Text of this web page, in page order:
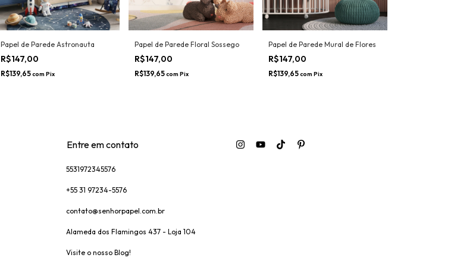
Papel de Parede Astronauta
R$147,00
R$139,65com Pix
Papel de Parede Floral Sossego
R$147,00
R$139,65com Pix
Papel de Parede Mural de Flores
R$147,00
R$139,65com Pix
Entre em contato
5531972345576
+55 31 97234-5576
contato@senhorpapel.com.br
Alameda dos Flamingos 437 - Loja 104
Visite o nosso Blog!